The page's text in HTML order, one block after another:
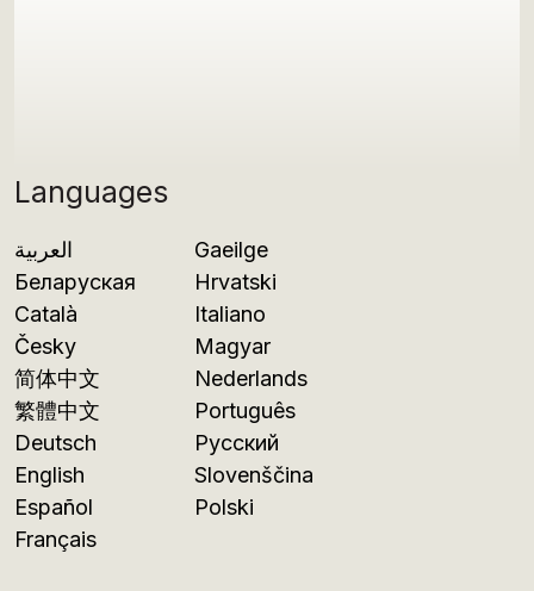
Languages
العربية
Беларуская
Català
Česky
简体中文
繁體中文
Deutsch
English
Español
Français
Gaeilge
Hrvatski
Italiano
Magyar
Nederlands
Português
Русский
Slovenščina
Polski